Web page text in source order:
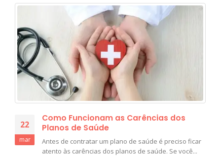
22
mar
Como Funcionam as Carências dos
Planos de Saúde
Antes de contratar um plano de saúde é preciso ficar
atento às carências dos planos de saúde. Se você...